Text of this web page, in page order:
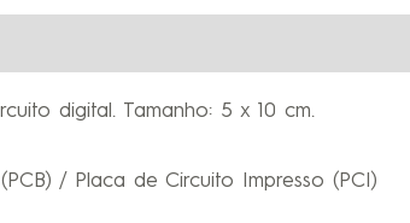
digital. Tamanho: 5 x 10 cm.
/ Placa de Circuito Impresso (PCI)